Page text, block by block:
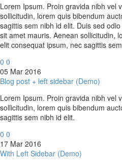
Lorem Ipsum. Proin gravida nibh vel
sollicitudin, lorem quis bibendum
sagittis sem nibh id elit. Duis sed
sit amet mauris. Aenean sollicitudin,
elit consequat ipsum, nec sagittis
0 0
05 Mar 2016
Blog post + left sidebar (Demo)
Lorem Ipsum. Proin gravida nibh vel
sollicitudin, lorem quis bibendum
sagittis sem nibh id elit.
0 0
17 Mar 2016
With Left Sidebar (Demo)